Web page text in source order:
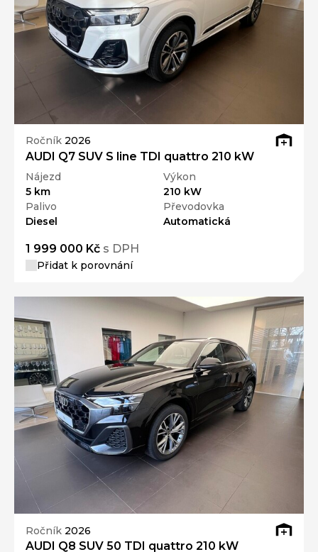
Ročník 2026
AUDI Q7 SUV S line TDI quattro 210 kW
Nájezd
5 km
Výkon
210 kW
Palivo
Diesel
Převodovka
Automatická
1 999 000 Kč s DPH
Přidat k porovnání
Ročník 2026
AUDI Q8 SUV 50 TDI quattro 210 kW